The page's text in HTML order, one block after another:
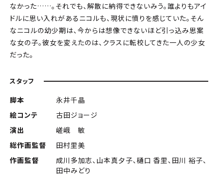
なかった……。それでも、解散に納得できないみう。誰よりもアイ
ドルに思い入れがあるニコルも、現状に憤りを感じていた。そん
なニコルの幼少期は、今からは想像できないほど引っ込み思案
な女の子。彼女を変えたのは、クラスに転校してきた一人の少女
だった。
スタッフ
脚本
永井千晶
絵コンテ
古田ジョージ
演出
嵯峨 敏
総作画監督
田村里美
作画監督
成川多加志、山本真夕子、樋口 香里、田川 裕子、
田中みどり